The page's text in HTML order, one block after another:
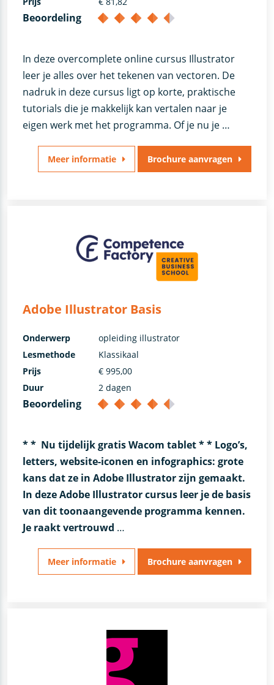
In deze overcomplete online cursus Illustrator
leer je alles over het tekenen van vectoren. De
nadruk in deze cursus ligt op korte, praktische
tutorials die je makkelijk kan vertalen naar je
eigen werk met het programma. Of je nu je …
Beoordeling
Meer informatie Brochure aanvragen
Adobe Illustrator Basis
* * Nu tijdelijk gratis Wacom tablet * * Logo’s,
letters, website-iconen en infographics: grote
kans dat ze in Adobe Illustrator zijn gemaakt.
In deze Adobe Illustrator cursus leer je de basis
van dit toonaangevende programma kennen.
Je raakt vertrouwd …
Onderwerp
opleiding illustrator
Lesmethode
Klassikaal
Prijs
€ 995,00
Duur
2 dagen
Beoordeling
Meer informatie Brochure aanvragen